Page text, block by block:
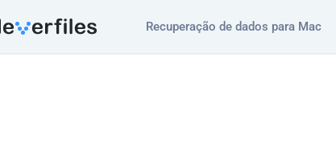
Recuperação de dados para Mac